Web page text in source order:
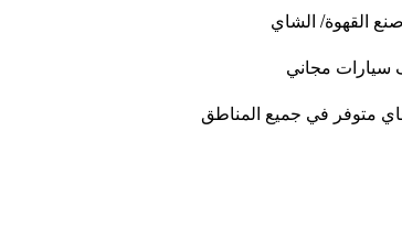
القهوة/ الشاي
مجاني
متوفر في جميع المناطق